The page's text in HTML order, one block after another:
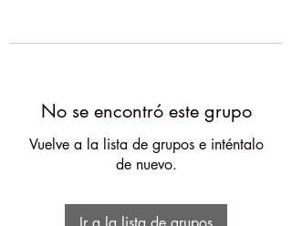
No se encontró este grupo
Vuelve a la lista de grupos e inténtalo
de nuevo.